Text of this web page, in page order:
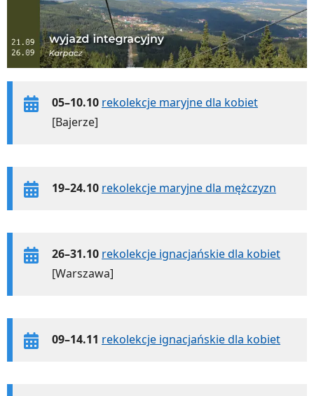
05–10.10 rekolekcje maryjne dla kobiet
[Bajerze]
19–24.10 rekolekcje maryjne dla mężczyzn
26–31.10 rekolekcje ignacjańskie dla kobiet
[Warszawa]
09–14.11 rekolekcje ignacjańskie dla kobiet